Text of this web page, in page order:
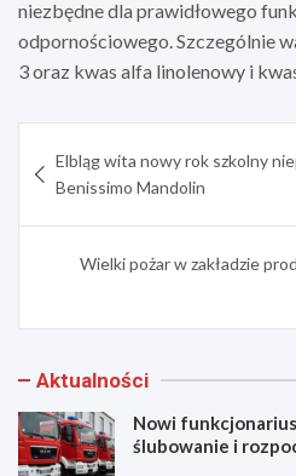
niezbędne dla prawidłowego
odpornościowego. Szczególnie
3 oraz kwas alfa linolenowy i
wpisu
Elbląg wita nowy rok szkolny
Benissimo Mandolin
Wielki pożar w zakładzie
Aktualności
Nowi
ślubowanie i